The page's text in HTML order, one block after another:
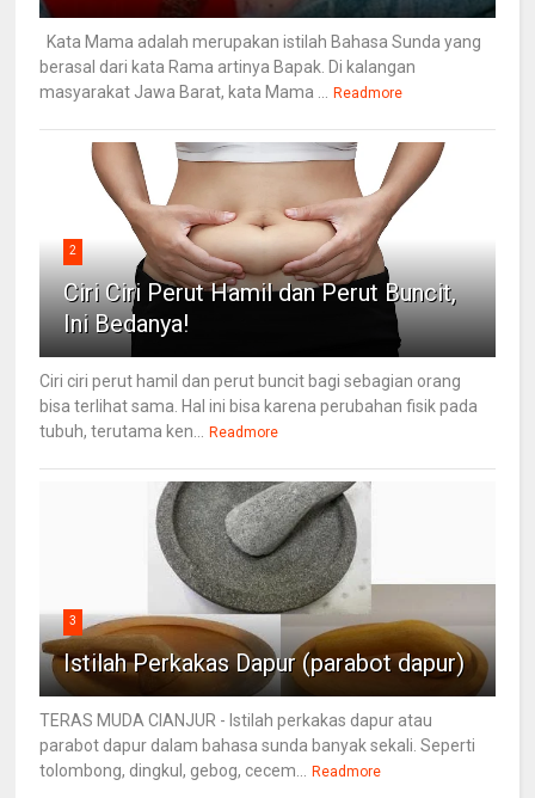
Kata Mama adalah merupakan istilah Bahasa Sunda yang
berasal dari kata Rama artinya Bapak. Di kalangan
masyarakat Jawa Barat, kata Mama ...
Readmore
2
Ciri Ciri Perut Hamil dan Perut Buncit,
Ini Bedanya!
Ciri ciri perut hamil dan perut buncit bagi sebagian orang
bisa terlihat sama. Hal ini bisa karena perubahan fisik pada
tubuh, terutama ken...
Readmore
3
Istilah Perkakas Dapur (parabot dapur)
TERAS MUDA CIANJUR - Istilah perkakas dapur atau
parabot dapur dalam bahasa sunda banyak sekali. Seperti
tolombong, dingkul, gebog, cecem...
Readmore